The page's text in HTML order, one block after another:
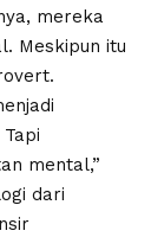
mereka
Meskipun itu
mental,”
dari